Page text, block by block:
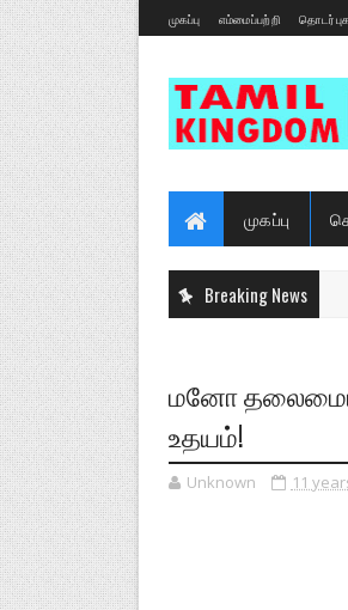
முகப்பு எம்மைப்பற்றி
முகப்பு
Breaking News
மனோ
உதயம்!
Unknown 11